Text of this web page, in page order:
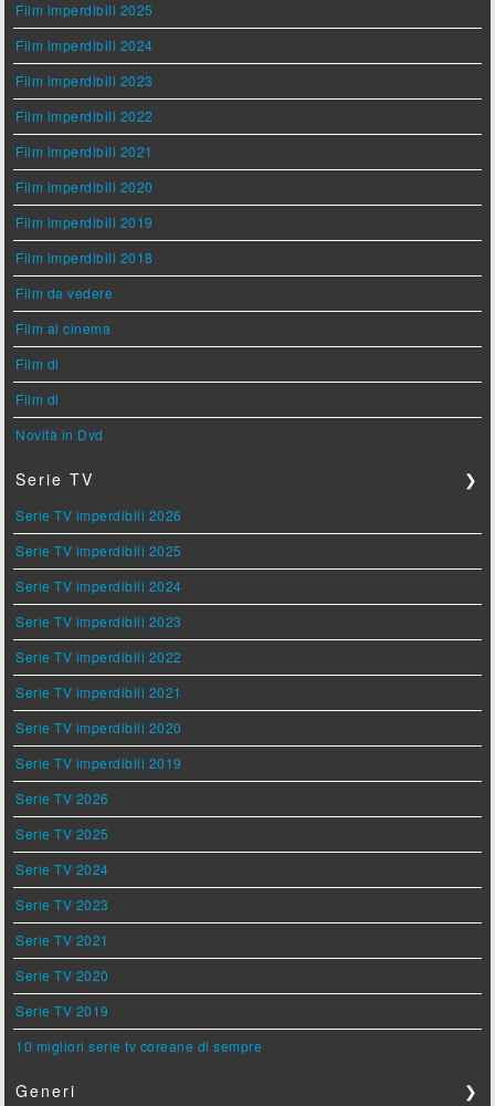
Film imperdibili 2025
Film imperdibili 2024
Film imperdibili 2023
Film imperdibili 2022
Film imperdibili 2021
Film imperdibili 2020
Film imperdibili 2019
Film imperdibili 2018
Film da vedere
Film al cinema
Film di
Film di
Novità in Dvd
Serie TV ❯
Serie TV imperdibili 2026
Serie TV imperdibili 2025
Serie TV imperdibili 2024
Serie TV imperdibili 2023
Serie TV imperdibili 2022
Serie TV imperdibili 2021
Serie TV imperdibili 2020
Serie TV imperdibili 2019
Serie TV 2026
Serie TV 2025
Serie TV 2024
Serie TV 2023
Serie TV 2021
Serie TV 2020
Serie TV 2019
10 migliori serie tv coreane di sempre
Generi ❯